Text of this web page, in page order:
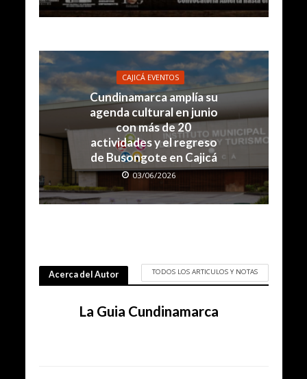
CAJICÁ EVENTOS
Cundinamarca amplía su
agenda cultural en junio
con más de 20
actividades y el regreso
de Busongote en Cajicá
03/06/2026
Acerca del Autor TODOS LOS ARTICULOS Y NOTAS
La Guia Cundinamarca